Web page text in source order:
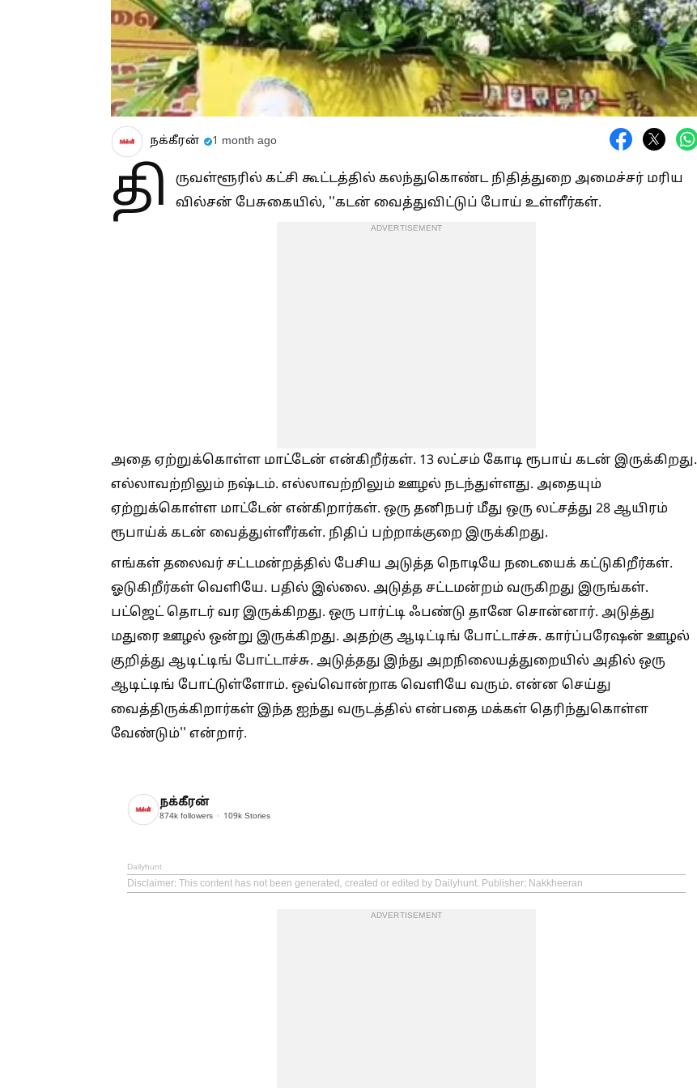
நக்கீரன் 1 month ago
தி
ருவள்ளூரில் கட்சி கூட்டத்தில் கலந்துகொண்ட நிதித்துறை அமைச்சர் மரிய
வில்சன் பேசுகையில், ''கடன் வைத்துவிட்டுப் போய் உள்ளீர்கள்.
ADVERTISEMENT
அதை ஏற்றுக்கொள்ள மாட்டேன் என்கிறீர்கள். 13 லட்சம் கோடி ரூபாய் கடன் இருக்கிறது.
எல்லாவற்றிலும் நஷ்டம். எல்லாவற்றிலும் ஊழல் நடந்துள்ளது. அதையும்
ஏற்றுக்கொள்ள மாட்டேன் என்கிறார்கள். ஒரு தனிநபர் மீது ஒரு லட்சத்து 28 ஆயிரம்
ரூபாய்க் கடன் வைத்துள்ளீர்கள். நிதிப் பற்றாக்குறை இருக்கிறது.
எங்கள் தலைவர் சட்டமன்றத்தில் பேசிய அடுத்த நொடியே நடையைக் கட்டுகிறீர்கள்.
ஓடுகிறீர்கள் வெளியே. பதில் இல்லை. அடுத்த சட்டமன்றம் வருகிறது இருங்கள்.
பட்ஜெட் தொடர் வர இருக்கிறது. ஒரு பார்ட்டி ஃபண்டு தானே சொன்னார். அடுத்து
மதுரை ஊழல் ஒன்று இருக்கிறது. அதற்கு ஆடிட்டிங் போட்டாச்சு. கார்ப்பரேஷன் ஊழல்
குறித்து ஆடிட்டிங் போட்டாச்சு. அடுத்தது இந்து அறநிலையத்துறையில் அதில் ஒரு
ஆடிட்டிங் போட்டுள்ளோம். ஒவ்வொன்றாக வெளியே வரும். என்ன செய்து
வைத்திருக்கிறார்கள் இந்த ஐந்து வருடத்தில் என்பதை மக்கள் தெரிந்துகொள்ள
வேண்டும்'' என்றார்.
நக்கீரன்
874k followers 109k Stories
Dailyhunt
Disclaimer: This content has not been generated, created or edited by Dailyhunt. Publisher: Nakkheeran
ADVERTISEMENT